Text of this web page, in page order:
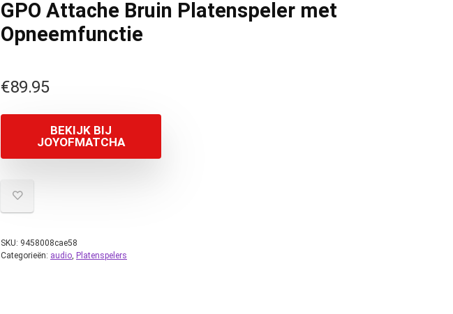
GPO Attache Bruin Platenspeler met
Opneemfunctie
€89.95
BEKIJK BIJ
JOYOFMATCHA
SKU: 9458008cae58
Categorieën: audio, Platenspelers